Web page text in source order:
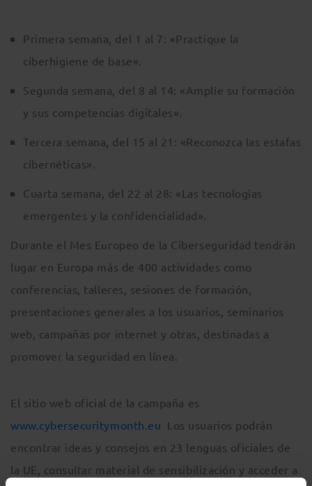
Primera semana, del 1 al 7: «Practique la
ciberhigiene de base».
Segunda semana, del 8 al 14: «Amplíe su formación
y sus competencias digitales».
Tercera semana, del 15 al 21: «Reconozca las estafas
cibernéticas».
Cuarta semana, del 22 al 28: «Las tecnologías
emergentes y la confidencialidad».
Durante el Mes Europeo de la Ciberseguridad tendrán
lugar en Europa más de 400 actividades como
conferencias, talleres, sesiones de formación,
presentaciones generales a los usuarios, seminarios
web, campañas por internet y otras, destinadas a
promover la seguridad en línea.
El sitio web oficial de la campaña es
www.cybersecuritymonth.eu Los usuarios podrán
encontrar ideas y consejos en 23 lenguas oficiales de
la UE, consultar material de sensibilización y acceder a